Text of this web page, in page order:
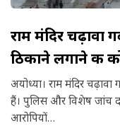
राम मंदिर
ठिकाने लगाने की
अयोध्या। राम मंदिर
हैं। पुलिस और विशेष जांच
आरोपियों…